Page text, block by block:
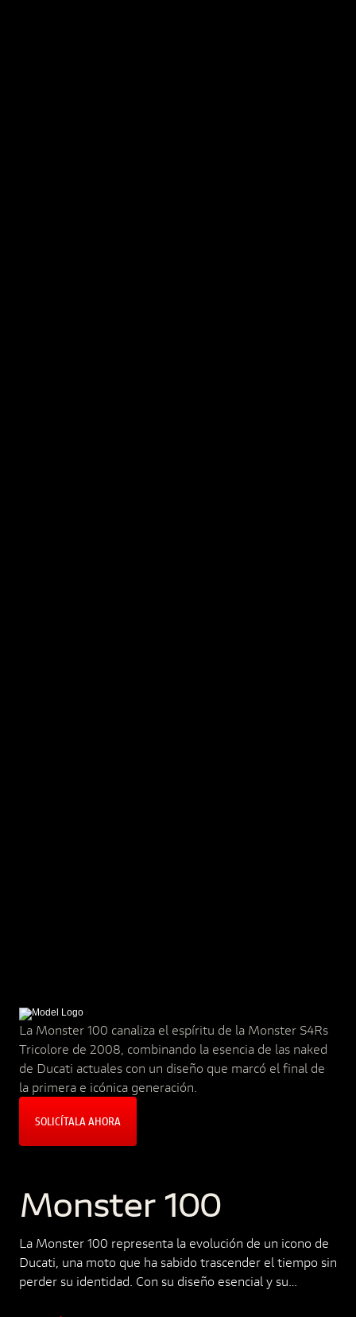
La Monster 100 canaliza el espíritu de la Monster S4Rs
Tricolore de 2008, combinando la esencia de las naked
de Ducati actuales con un diseño que marcó el final de
la primera e icónica generación.
SOLICÍTALA AHORA
Monster 100
La Monster 100 representa la evolución de un icono de
Ducati, una moto que ha sabido trascender el tiempo sin
perder su identidad. Con su diseño esencial y su